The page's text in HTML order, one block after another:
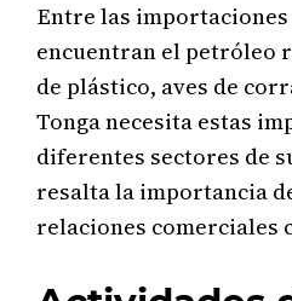
Entre las
encuentran el petróleo
de plástico, aves de
Tonga necesita estas
diferentes sectores de
resalta la importancia
relaciones comerciales